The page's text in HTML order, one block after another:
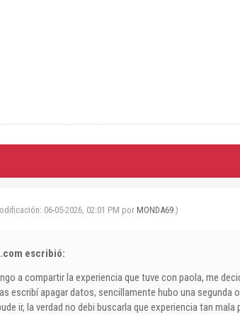
06-05-2026, 02:01 PM porMONDA69.)
escribió:
a compartir la experiencia que tuve con paola, me
escribí apagar datos, sencillamente hubo una
ir, la verdad no debi buscarla que experiencia tan